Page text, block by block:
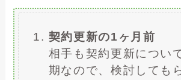
契約更新の1ヶ月前
相手も契約更新につい
期なので、検討しても